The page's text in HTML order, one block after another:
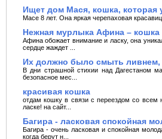
Ищет дом Мася, кошка, которая
Масе 8 лет. Она яркая черепаховая
Нежная мурлыка Афина –
Афина обожает внимание и ласку, она
сердце жаждет ...
Их должно было смыть
В дни страшной стихии над Дагестаном
безопасное мес...
красивая кошка
отдам кошку в связи с переездом со
ласке! на сайт...
Багира - ласковая спокойная
Багира - очень ласковая и спокойная
когда берут н...